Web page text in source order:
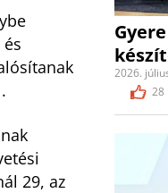
29, az
2026.
28